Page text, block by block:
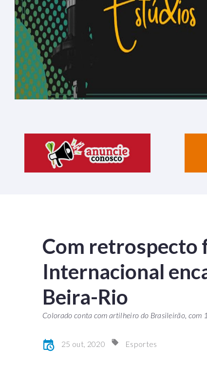
Com retrospecto
Internacional
Beira-Rio
Colorado conta com artilheiro do Brasileirão, com
25 out, 2020 Esportes